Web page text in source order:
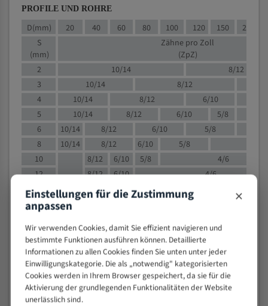
PROFILE UND ROHRE
D(mm) 20 40 60 80 100 120 150 200
S
(mm)
Zähne pro Zoll
(ZpZ)
2
10/14
8/12
3
10/14 8/12
4
10/14 8/12 6/10
5
10/14 8/12 6/10
5/8
6
10/14 8/12 6/10
5/8
8
10/14 8/12 6/10 5/8
10
8/12 6/10 5/8
4/6
12
8/12 6/10
4/6
15
8/12 6/10
4/5
20
50
4/5
80
> 100
VOLLMATERIAL
Einstellungen für die Zustimmung
anpassen ×
Wir verwenden Cookies, damit Sie effizient navigieren und
bestimmte Funktionen ausführen können. Detaillierte
Informationen zu allen Cookies finden Sie unten unter jeder
Einwilligungskategorie. Die als „notwendig" kategorisierten
Cookies werden in Ihrem Browser gespeichert, da sie für die
Aktivierung der grundlegenden Funktionalitäten der Website
unerlässlich sind.